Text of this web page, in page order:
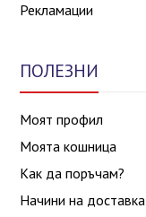
Рекламации
ПОЛЕЗНИ
Моят профил
Моята кошница
Как да поръчам?
Начини на доставка